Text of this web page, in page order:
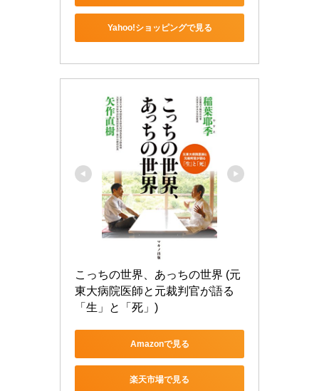
Yahoo!ショッピングで見る
こっちの世界、あっちの世界 (元
東大病院医師と元裁判官が語る
「生」と「死」)
Amazonで見る
楽天市場で見る